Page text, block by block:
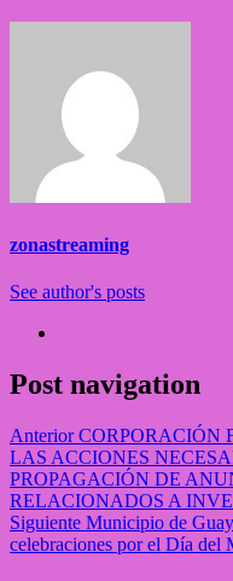
zonastreaming
See author's posts
Post navigation
AnteriorCORPORACIÓN
LAS ACCIONES
PROPAGACIÓN DE
RELACIONADOS A
Siguiente Municipio de
celebraciones por el Día del